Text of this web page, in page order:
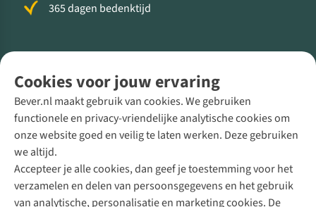
Cookies voor jouw ervaring
Bever.nl maakt gebruik van cookies. We gebruiken
functionele en privacy-vriendelijke analytische cookies om
onze website goed en veilig te laten werken. Deze gebruiken
we altijd.
Accepteer je alle cookies, dan geef je toestemming voor het
verzamelen en delen van persoonsgegevens en het gebruik
van analytische, personalisatie en marketing cookies. De
365 dagen bedenktijd
Direct advies van een Buitenexpert
+31 (0)85 888 50 88
+31 6 12 28 49 80